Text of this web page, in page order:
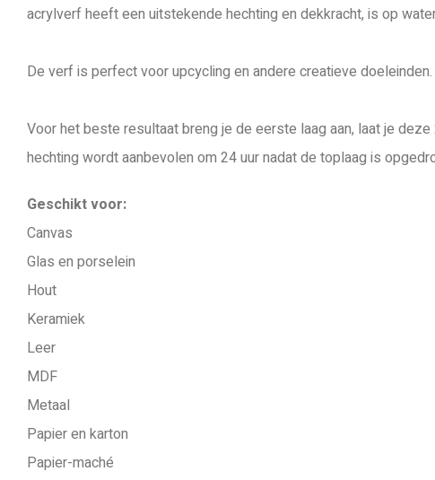
acrylverf heeft een uitstekende hechting en dekkracht, is op
De verf is perfect voor upcycling en andere creatieve
Voor het beste resultaat breng je de eerste laag aan, laat je
hechting wordt aanbevolen om 24 uur nadat de toplaag is
Geschikt voor:
Canvas
Glas en porselein
Hout
Keramiek
Leer
MDF
Metaal
Papier en karton
Papier-maché